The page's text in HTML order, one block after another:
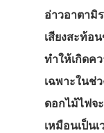
อ่าวอาตามิ
เสียงสะท้อ
ทำให้เกิดค
เฉพาะในช่
ดอกไม้ไฟจ
เหมือนเป็น